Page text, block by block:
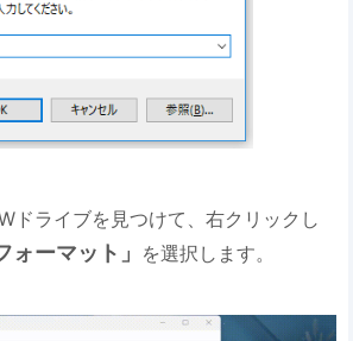
ドライブを見つけて、右クリックし
ォーマット」 を選択します。